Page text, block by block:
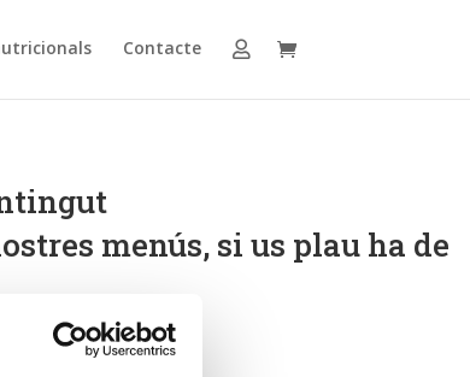
Contacte
menús, si us plau ha de